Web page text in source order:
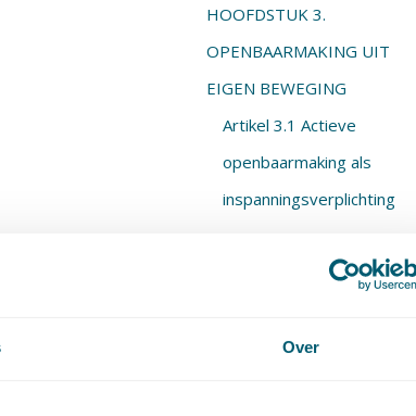
Over
HOOFDSTUK 3.
OPENBAARMAKING UIT
EIGEN BEWEGING
Artikel 3.1 Actieve
openbaarmaking als
inspanningsverplichting
openbaarmaking van